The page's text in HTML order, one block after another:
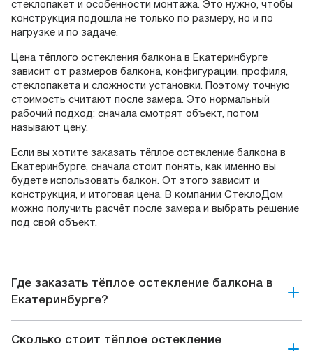
стеклопакет и особенности монтажа. Это нужно, чтобы
конструкция подошла не только по размеру, но и по
нагрузке и по задаче.
Цена тёплого остекления балкона в Екатеринбурге
зависит от размеров балкона, конфигурации, профиля,
стеклопакета и сложности установки. Поэтому точную
стоимость считают после замера. Это нормальный
рабочий подход: сначала смотрят объект, потом
называют цену.
Если вы хотите заказать тёплое остекление балкона в
Екатеринбурге, сначала стоит понять, как именно вы
будете использовать балкон. От этого зависит и
конструкция, и итоговая цена. В компании СтеклоДом
можно получить расчёт после замера и выбрать решение
под свой объект.
Где заказать тёплое остекление балкона в
Екатеринбурге?
Сколько стоит тёплое остекление